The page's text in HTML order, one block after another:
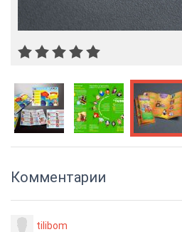
Комментарии
tilibom